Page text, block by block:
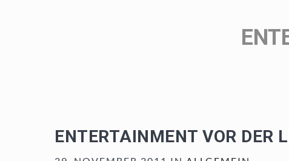
ENTERTAINMENT VOR DER